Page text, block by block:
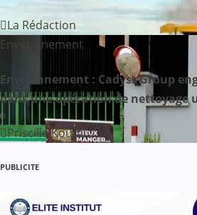
r
t
i
c
l
La Rédaction
Environnement
Environnement : Cadyst Group
dans une opération de nettoyage
Priscille Koumi
PUBLICITE